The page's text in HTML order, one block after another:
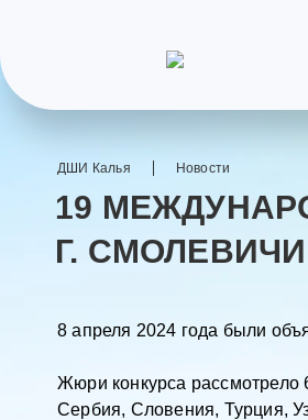
ДШИ Калья Новости
19
Г.
8 апреля 2024 года были
Жюри конкурса рассмотрело
Сербия, Словения, Турция,